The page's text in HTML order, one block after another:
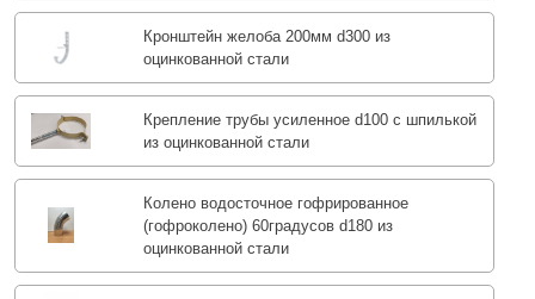
Кронштейн желоба 200мм d300 из
оцинкованной стали
Крепление трубы усиленное d100 с шпилькой
из оцинкованной стали
Колено водосточное гофрированное
(гофроколено) 60градусов d180 из
оцинкованной стали